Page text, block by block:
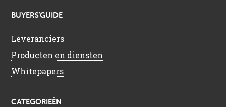
BUYERS’GUIDE
Leveranciers
Producten en diensten
Whitepapers
CATEGORIEËN